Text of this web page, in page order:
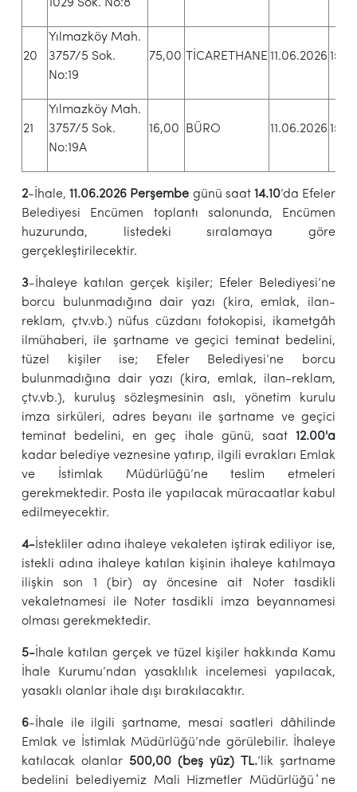
1029 Sok. No:8
20
Yılmazköy Mah.
3757/5 Sok.
No:19
75,00 TİCARETHANE 11.06.2026
21
Yılmazköy Mah.
3757/5 Sok.
No:19A
16,00 BÜRO 11.06.2026 15.10
2-İhale, 11.06.2026 Perşembe günü saat 14.10’da Efeler
Belediyesi Encümen toplantı salonunda, Encümen
huzurunda, listedeki sıralamaya göre
gerçekleştirilecektir.
3-İhaleye katılan gerçek kişiler; Efeler Belediyesi’ne
borcu bulunmadığına dair yazı (kira, emlak, ilan-
reklam, çtv.vb.) nüfus cüzdanı fotokopisi, ikametgâh
ilmühaberi, ile şartname ve geçici teminat bedelini,
tüzel kişiler ise; Efeler Belediyesi’ne borcu
bulunmadığına dair yazı (kira, emlak, ilan-reklam,
çtv.vb.), kuruluş sözleşmesinin aslı, yönetim kurulu
imza sirküleri, adres beyanı ile şartname ve geçici
teminat bedelini, en geç ihale günü, saat12.00'a
kadar belediye veznesine yatırıp, ilgili evrakları Emlak
ve İstimlak Müdürlüğü’ne teslim etmeleri
gerekmektedir. Posta ile yapılacak müracaatlar kabul
edilmeyecektir.
4-İstekliler adına ihaleye vekaleten iştirak ediliyor ise,
istekli adına ihaleye katılan kişinin ihaleye katılmaya
ilişkin son 1 (bir) ay öncesine ait Noter tasdikli
vekaletnamesi ile Noter tasdikli imza beyannamesi
olması gerekmektedir.
5-İhale katılan gerçek ve tüzel kişiler hakkında Kamu
İhale Kurumu’ndan yasaklılık incelemesi yapılacak,
yasaklı olanlar ihale dışı bırakılacaktır.
6-İhale ile ilgili şartname, mesai saatleri dâhilinde
Emlak ve İstimlak Müdürlüğü’nde görülebilir. İhaleye
katılacak olanlar 500,00 (beş yüz) TL.’lik şartname
bedelini belediyemiz Mali Hizmetler Müdürlüğü ҆ne